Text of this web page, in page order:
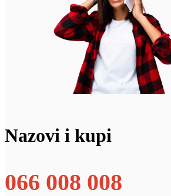
Nazovi i kupi
066 008 008